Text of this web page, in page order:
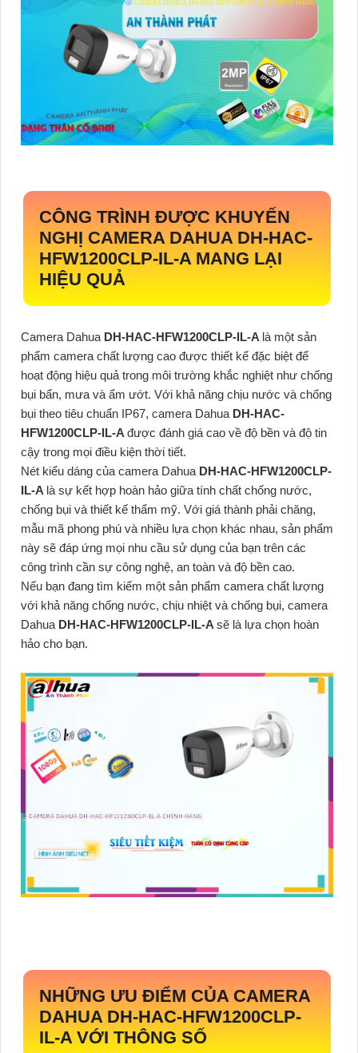
CÔNG TRÌNH ĐƯỢC KHUYẾN
NGHỊ CAMERA DAHUA DH-HAC-
HFW1200CLP-IL-A MANG LẠI
HIỆU QUẢ
Camera Dahua DH-HAC-HFW1200CLP-IL-A là một sản
phẩm camera chất lượng cao được thiết kế đặc biệt để
hoạt động hiệu quả trong môi trường khắc nghiệt như chống
bụi bẩn, mưa và ẩm ướt. Với khả năng chịu nước và chống
bụi theo tiêu chuẩn IP67, camera Dahua DH-HAC-
HFW1200CLP-IL-A được đánh giá cao về độ bền và độ tin
cậy trong mọi điều kiện thời tiết.
Nét kiểu dáng của camera Dahua DH-HAC-HFW1200CLP-
IL-A là sự kết hợp hoàn hảo giữa tính chất chống nước,
chống bụi và thiết kế thẩm mỹ. Với giá thành phải chăng,
mẫu mã phong phú và nhiều lựa chọn khác nhau, sản phẩm
này sẽ đáp ứng mọi nhu cầu sử dụng của bạn trên các
công trình cần sự công nghệ, an toàn và độ bền cao.
Nếu bạn đang tìm kiếm một sản phẩm camera chất lượng
với khả năng chống nước, chịu nhiệt và chống bụi, camera
Dahua DH-HAC-HFW1200CLP-IL-A sẽ là lựa chọn hoàn
hảo cho bạn.
NHỮNG ƯU ĐIỂM CỦA CAMERA
DAHUA DH-HAC-HFW1200CLP-
IL-A VỚI THÔNG SỐ